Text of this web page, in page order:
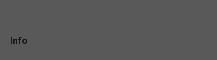
Info